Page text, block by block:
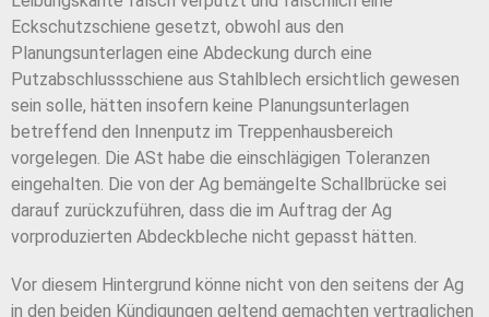
Eckschutzschiene gesetzt, obwohl aus den
Planungsunterlagen eine Abdeckung durch eine
Putzabschlussschiene aus Stahlblech ersichtlich gewesen
sein solle, hätten insofern keine Planungsunterlagen
betreffend den Innenputz im Treppenhausbereich
vorgelegen. Die ASt habe die einschlägigen Toleranzen
eingehalten. Die von der Ag bemängelte Schallbrücke sei
darauf zurückzuführen, dass die im Auftrag der Ag
vorproduzierten Abdeckbleche nicht gepasst hätten.
Vor diesem Hintergrund könne nicht von den seitens der Ag
in den beiden Kündigungen geltend gemachten vertraglichen